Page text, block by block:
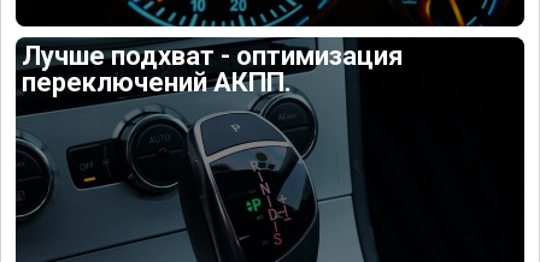
Лучше подхват - оптимизация
переключений АКПП.